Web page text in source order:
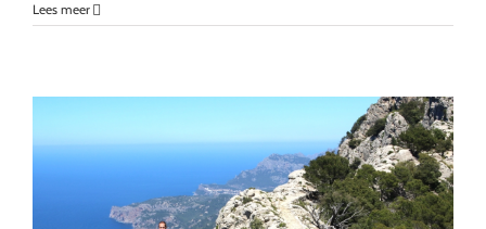
authentiek
Lees meer